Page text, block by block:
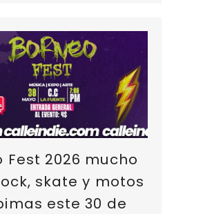
Fest 2026 mucho
skate y motos
este 30 de